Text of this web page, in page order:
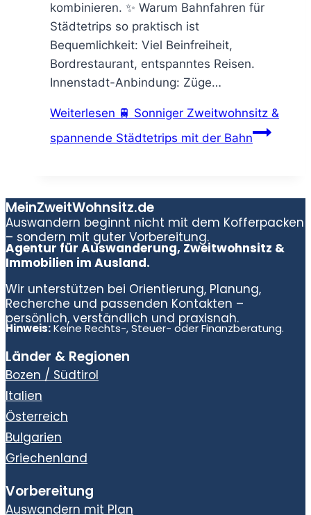
kombinieren. ✨ Warum Bahnfahren für
Städtetrips so praktisch ist
Bequemlichkeit: Viel Beinfreiheit,
Bordrestaurant, entspanntes Reisen.
Innenstadt-Anbindung: Züge…
Weiterlesen 🚆 Sonniger Zweitwohnsitz &
spannende Städtetrips mit der Bahn
MeinZweitWohnsitz.de
Auswandern beginnt nicht mit dem Kofferpacken
– sondern mit guter Vorbereitung.
Agentur für Auswanderung, Zweitwohnsitz &
Immobilien im Ausland.
Wir unterstützen bei Orientierung, Planung,
Recherche und passenden Kontakten –
persönlich, verständlich und praxisnah.
Hinweis:Keine Rechts-, Steuer- oder Finanzberatung.
Länder & Regionen
Bozen / Südtirol
Italien
Österreich
Bulgarien
Griechenland
Vorbereitung
Auswandern mit Plan